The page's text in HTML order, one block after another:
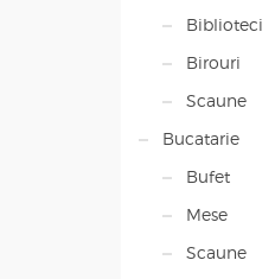
Biblioteci
Birouri
Scaune
Bucatarie
Bufet
Mese
Scaune